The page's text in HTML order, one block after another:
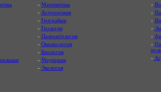
- Математика
- Астрономия
- География
- Геология
- Палеонтология
- Океанология
- Биология
- Медицина
- Экология
-
-
-
-
-
-
-